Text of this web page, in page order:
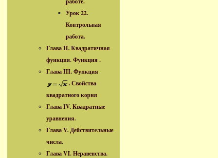
Урок 22.
Контрольная
работа.
Глава II. Квадратичная
функция. Функция .
Глава III. Функция
. Свойства
квадратного корня
Глава IV. Квадратные
уравнения.
Глава V. Действительные
числа.
Глава VI. Неравенства.